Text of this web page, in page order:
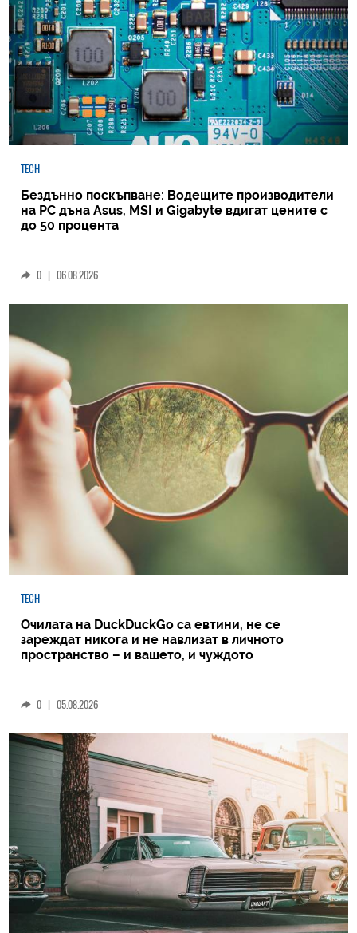
TECH
Бездънно поскъпване: Водещите производители
на РС дъна Asus, MSI и Gigabyte вдигат цените с
до 50 процента
0 | 06.08.2026
TECH
Очилата на DuckDuckGo са евтини, не се
зареждат никога и не навлизат в личното
пространство – и вашето, и чуждото
0 | 05.08.2026